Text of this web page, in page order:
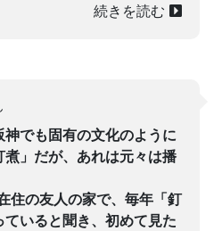
続きを読む
でも固有の文化のように
」だが、あれは元々は播
住の友人の家で、毎年「釘
いると聞き、初めて見た